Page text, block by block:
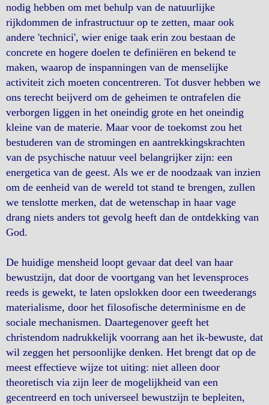
nodig hebben om met behulp van de natuurlijke
rijkdommen de infrastructuur op te zetten, maar ook
andere 'technici', wier enige taak erin zou bestaan de
concrete en hogere doelen te definiëren en bekend te
maken, waarop de inspanningen van de menselijke
activiteit zich moeten concentreren. Tot dusver hebben we
ons terecht beijverd om de geheimen te ontrafelen die
verborgen liggen in het oneindig grote en het oneindig
kleine van de materie. Maar voor de toekomst zou het
bestuderen van de stromingen en aantrekkingskrachten
van de psychische natuur veel belangrijker zijn: een
energetica van de geest. Als we er de noodzaak van inzien
om de eenheid van de wereld tot stand te brengen, zullen
we tenslotte merken, dat de wetenschap in haar vage
drang niets anders tot gevolg heeft dan de ontdekking van
God.
De huidige mensheid loopt gevaar dat deel van haar
bewustzijn, dat door de voortgang van het levensproces
reeds is gewekt, te laten opslokken door een tweederangs
materialisme, door het filosofische determinisme en de
sociale mechanismen. Daartegenover geeft het
christendom nadrukkelijk voorrang aan het ik-bewuste, dat
wil zeggen het persoonlijke denken. Het brengt dat op de
meest effectieve wijze tot uiting: niet alleen door
theoretisch via zijn leer de mogelijkheid van een
gecentreerd en toch universeel bewustzijn te bepleiten,